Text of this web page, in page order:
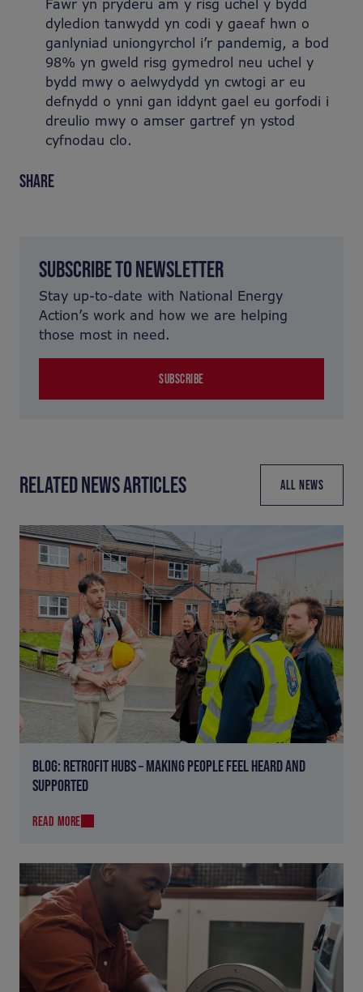
Fawr yn pryderu am y risg uchel y bydd
dyledion tanwydd yn codi y gaeaf hwn o
ganlyniad uniongyrchol i’r pandemig, a bod
98% yn gweld risg gymedrol neu uchel y
bydd mwy o aelwydydd yn cwtogi ar eu
defnydd o ynni gan iddynt gael eu gorfodi i
dreulio mwy o amser gartref yn ystod
cyfnodau clo.
SHARE
SUBSCRIBE TO NEWSLETTER
Stay up-to-date with National Energy
Action’s work and how we are helping
those most in need.
SUBSCRIBE
RELATED NEWS ARTICLES ALL NEWS
BLOG: RETROFIT HUBS – MAKING PEOPLE FEEL HEARD AND
SUPPORTED
READ MORE